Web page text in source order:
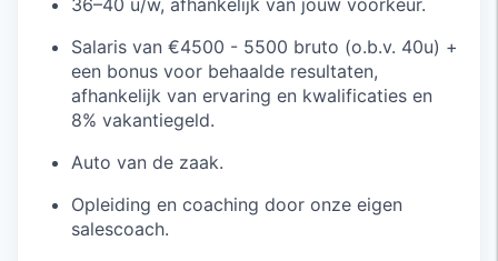
Salaris van €4500 - 5500 bruto (o.b.v. 40u) +
een bonus voor behaalde resultaten,
afhankelijk van ervaring en kwalificaties en
8% vakantiegeld.
Auto van de zaak.
Opleiding en coaching door onze eigen
salescoach.